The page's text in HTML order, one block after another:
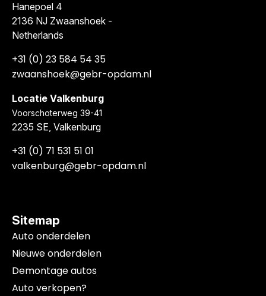
Hanepoel 4
2136 NJ Zwaanshoek -
Netherlands
+31 (0) 23 584 54 35
zwaanshoek@gebr-opdam.nl
Locatie Valkenburg
Voorschoterweg 39-41
2235 SE, Valkenburg
+31 (0) 71 531 51 01
valkenburg@gebr-opdam.nl
Sitemap
Auto onderdelen
Nieuwe onderdelen
Demontage autos
Auto verkopen?